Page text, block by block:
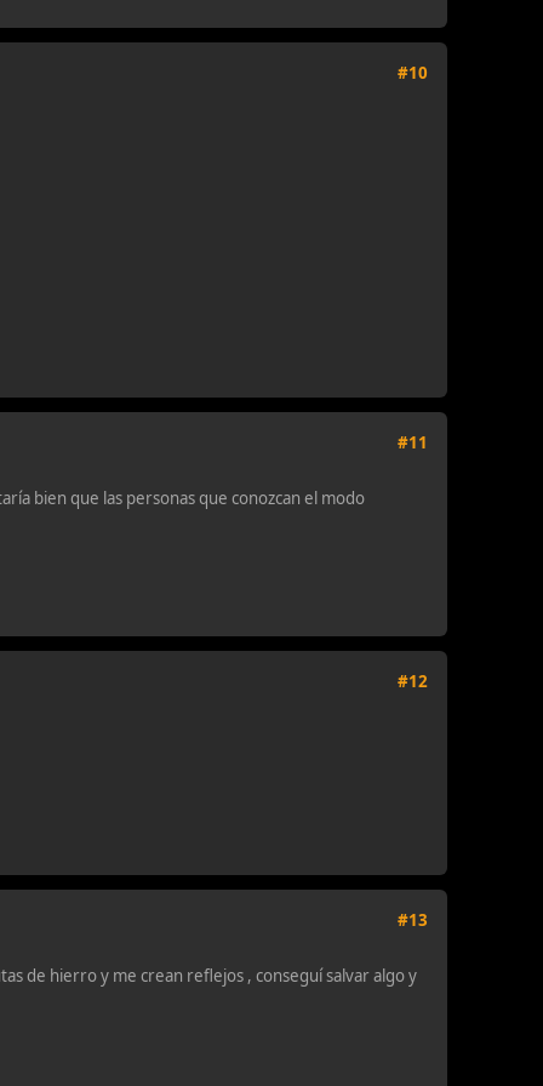
#10
#11
bien que las personas que conozcan el modo
#12
#13
de hierro y me crean reflejos , conseguí salvar algo y